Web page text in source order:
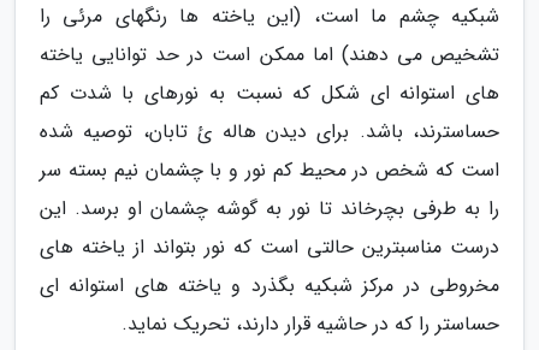
شبکیه چشم ما است، (این یاخته ها رنگهای مرئی را
تشخیص می دهند) اما ممکن است در حد توانایی یاخته
های استوانه ای شکل که نسبت به نورهای با شدت کم
حساسترند، باشد. برای دیدن هاله یٔ تابان، توصیه شده
است که شخص در محیط کم نور و با چشمان نیم بسته سر
را به طرفی بچرخاند تا نور به گوشه چشمان او برسد. این
درست مناسبترین حالتی است که نور بتواند از یاخته های
مخروطی در مرکز شبکیه بگذرد و یاخته های استوانه ای
حساستر را که در حاشیه قرار دارند، تحریک نماید.